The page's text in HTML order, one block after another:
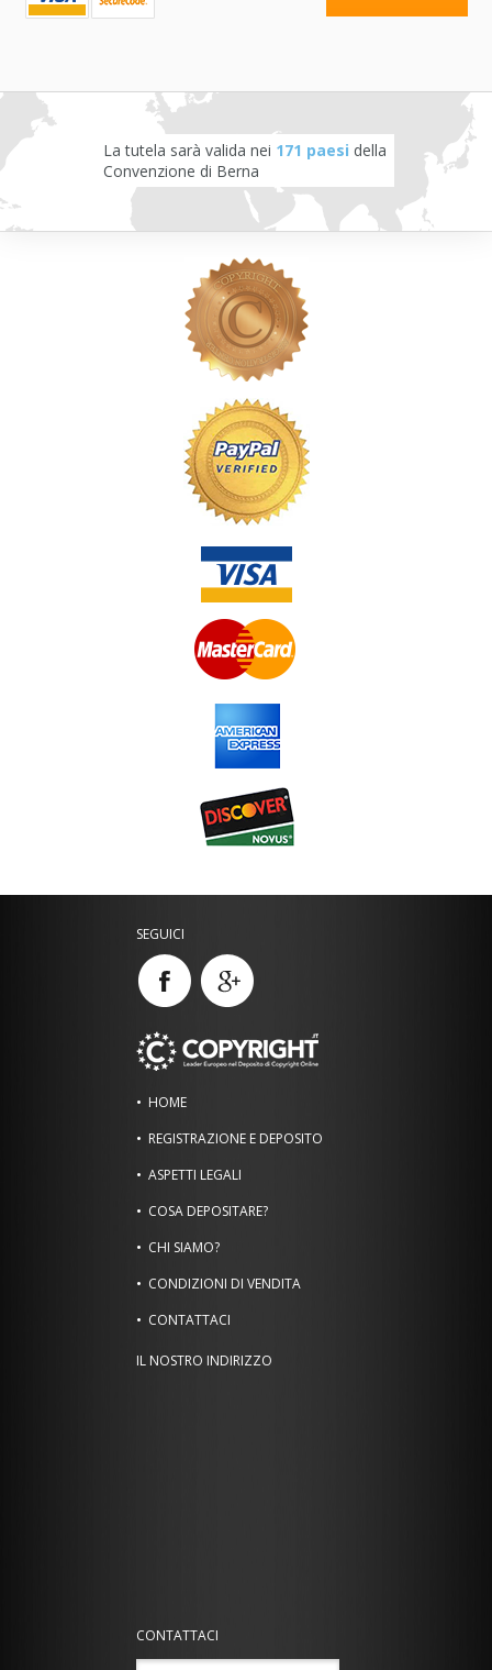
La tutela sarà valida nei 171 paesi della
Convenzione di Berna
SEGUICI
HOME
REGISTRAZIONE E DEPOSITO
ASPETTI LEGALI
COSA DEPOSITARE?
CHI SIAMO?
CONDIZIONI DI VENDITA
CONTATTACI
IL NOSTRO INDIRIZZO
CONTATTACI